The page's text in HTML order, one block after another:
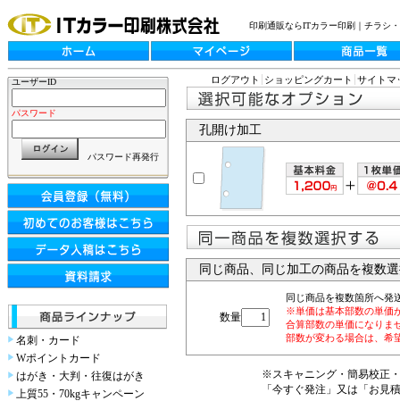
印刷通販ならITカラー印刷｜チラシ
ユーザーID
パスワード
パスワード再発行
名刺・カード
Wポイントカード
はがき・大判・往復はがき
上質55・70kgキャンペーン
ログアウト ショッピングカート サイトマ
孔開け加工
同じ商品、同じ加工の商品を複数
数量
同じ商品を複数箇所へ発
※単価は基本部数の単価
合算部数の単価になりま
部数が変わる場合は、希
※スキャニング・簡易校正
「今すぐ発注」又は「お見